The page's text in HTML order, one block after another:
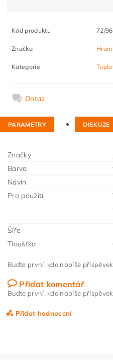
Kód produktu 72/
Značka
Kategorie
Dotaz
PARAMETRY DISKUZE
Značky
Barva
Návin
Pro použití
Šíře
Tloušťka
Buďte první, kdo napíše příspěvek
Přidat komentář
Buďte první, kdo napíše příspěvek
Přidat hodnocení